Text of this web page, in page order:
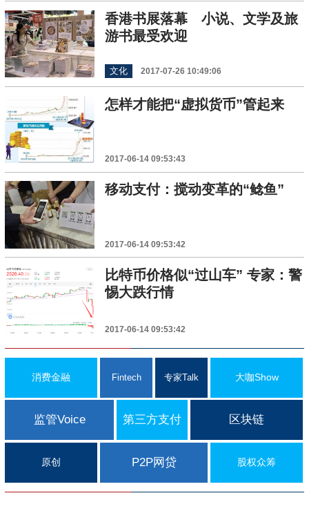
香港书展落幕 小说、文学及旅
游书最受欢迎
文化 2017-07-26 10:49:06
怎样才能把“虚拟货币”管起来
2017-06-14 09:53:43
移动支付：搅动变革的“鲶鱼”
2017-06-14 09:53:42
比特币价格似“过山车” 专家：警
惕大跌行情
2017-06-14 09:53:42
消费金融 Fintech 专家Talk 大咖Show
监管Voice 第三方支付 区块链
原创 P2P网贷 股权众筹